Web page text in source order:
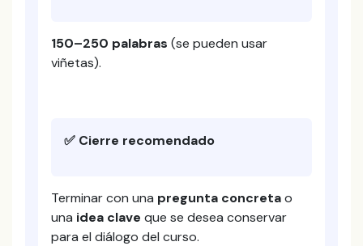
150–250 palabras (se pueden usar
viñetas).
✅ Cierre recomendado
Terminar con una pregunta concretao
una idea clave que se desea conservar
para el diálogo del curso.